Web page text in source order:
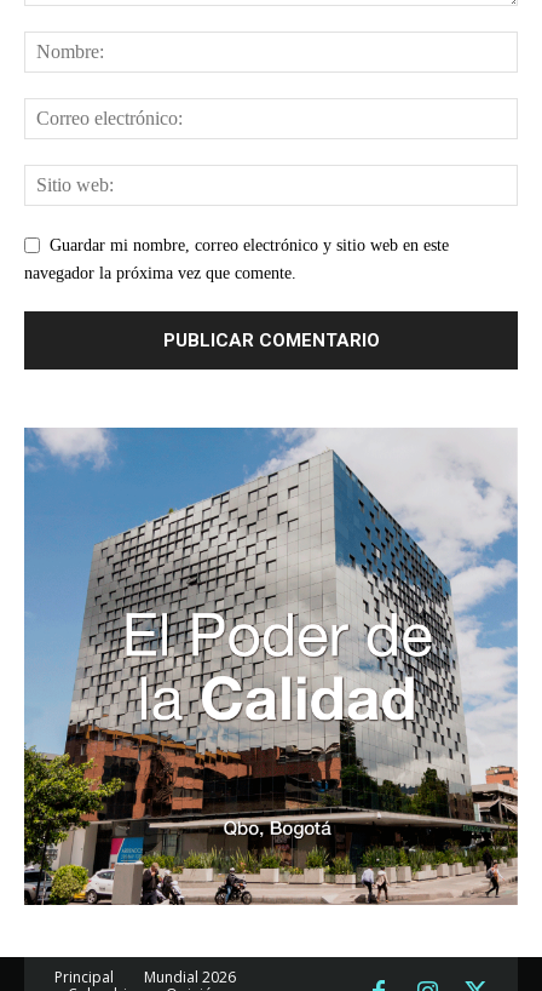
Guardar mi nombre, correo electrónico y sitio web en este
navegador la próxima vez que comente.
Principal
Mundial 2026